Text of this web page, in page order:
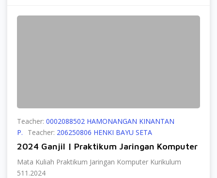
Teacher: 0002088502 HAMONANGAN KINANTAN
P.
Teacher: 206250806 HENKI BAYU SETA
2024 Ganjil | Praktikum Jaringan Komputer
Mata Kuliah Praktikum Jaringan Komputer Kurikulum
511.2024